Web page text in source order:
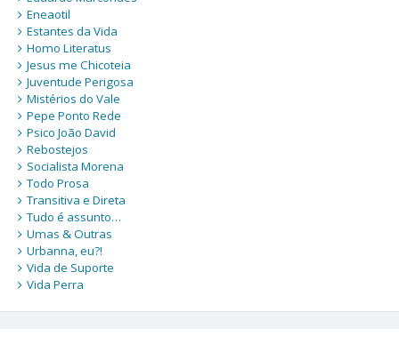
Eneaotil
Estantes da Vida
Homo Literatus
Jesus me Chicoteia
Juventude Perigosa
Mistérios do Vale
Pepe Ponto Rede
Psico João David
Rebostejos
Socialista Morena
Todo Prosa
Transitiva e Direta
Tudo é assunto…
Umas & Outras
Urbanna, eu?!
Vida de Suporte
Vida Perra